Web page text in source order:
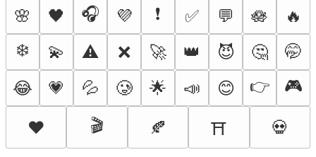
🌸
🖤 🎧 💜 ❗ ✅ 💬 🪷
🔥
❄️
💫 ⚠️ ❌ 🚀 👑 😈 🤔
🤭
😂
💗 💦 🥲 🌟 📣 😊 👉 🎮
❤️ 🎬 🍂 ⛩️ 💀